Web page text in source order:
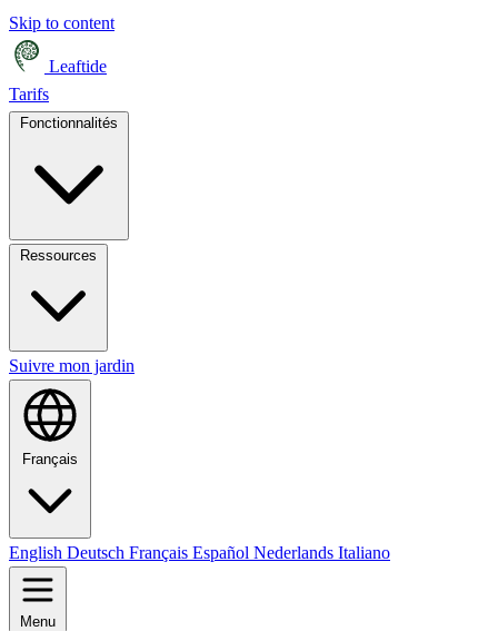
Skip to content
Leaftide
Tarifs
Suivre mon jardin
Français
English Deutsch Français Español Nederlands Italiano
Menu